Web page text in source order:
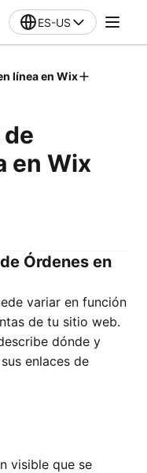
ES-US
línea en Wix
en Wix
Órdenes en
variar en función
de tu sitio web.
dónde y
enlaces de
visible que se